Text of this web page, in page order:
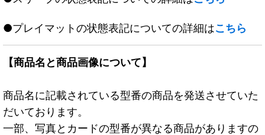
●プレイマットの状態表記についての詳細はこちら
【商品名と商品画像について】
商品名に記載されている型番の商品を発送させていた
だいております。
一部、写真とカードの型番が異なる商品がありますの